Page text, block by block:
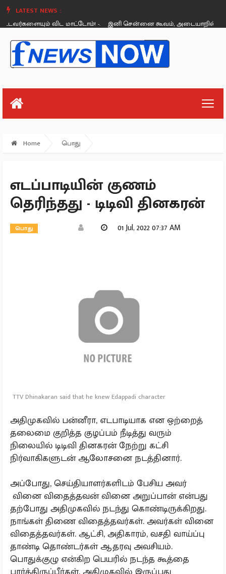
LATEST NEWS :
விட மாட்டோம்! -.
இனி சென்னை கூவம், அடையாறில் படகு
Friday, August 26
Home பொது
எடப்பாடியின் குணம்
தெரிந்தது - டிடிவி தினகரன்
பொது 01 Jul, 2022 07:37 AM
TTV Dhinakaran said that he knew Edappadi character
அதிமுகவில் பன்னீரா, எடபாடியாக என ஒற்றைத்
தலைமை குறித்த குழப்பம் நீடித்து வரும்
நிலையில் டிடிவி தினகரன் நேற்று கட்சி
நிர்வாகிகளுடன் ஆலோசனை நடத்தினார்.
அப்போது, செய்தியாளர்களிடம் பேசிய அவர்
வினை விதைத்தவன் வினை அறுப்பான் என்பது
தற்போது அதிமுகவில் நடந்து கொண்டிருக்கிறது.
நாங்கள் திணை விதைத்தவர்கள். அவர்கள் வினை
விதைத்தவர்கள். ஆட்சி, அதிகாரம், வசதி வாய்ப்பு
தாண்டி தொண்டர்கள் ஆதரவு அவசியம்.
பொதுக்குழு என்கிற பெயரில் நடந்த கூத்தை